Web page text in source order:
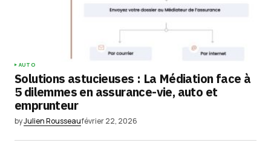
AUTO
Solutions astucieuses : La Médiation face à
5 dilemmes en assurance-vie, auto et
emprunteur
byJulien Rousseaufévrier 22, 2026